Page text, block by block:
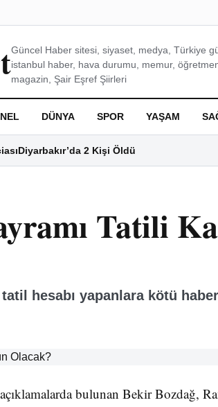
Güncel Haber sitesi, siyaset, medya, Türkiye
istanbul haber, hava durumu, memur,
magazin, Şair Eşref Şiirleri
DÜNYA SPOR YAŞAM
Diyarbakır’da 2 Kişi Öldü
Tatili
hesabı yapanlara kötü haber
bulunan Bekir Bozdağ,